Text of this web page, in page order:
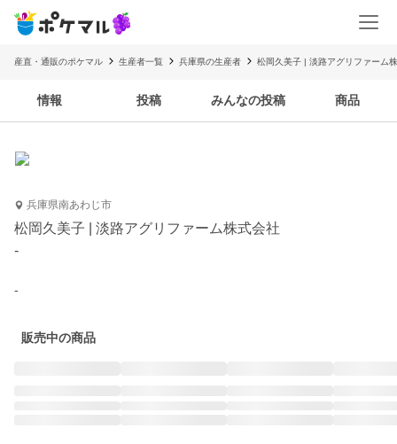
産直・通販のポケマル 生産者一覧 兵庫県の生産者 松岡久美子 | 淡路アグリファーム
情報 投稿 みんなの投稿 商品
兵庫県南あわじ市
松岡久美子 | 淡路アグリファーム株式会社
-
-
販売中の商品